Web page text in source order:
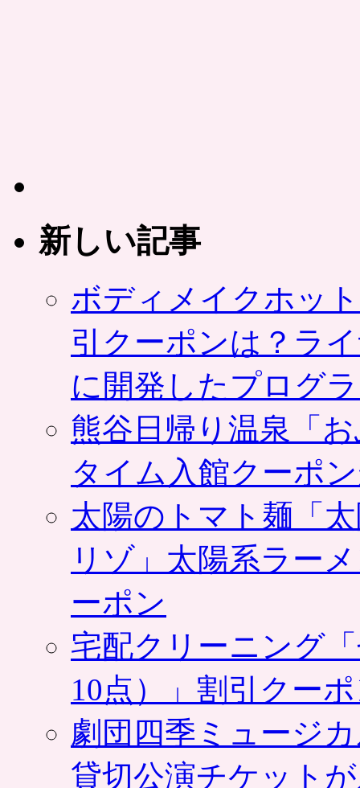
定
ョ
ッ
ピ
ン
LINE
ス
タ
ン
キ
ャ
ぬ
い
販
売
は
新しい記事
ボディメイクホッ
引クーポンは？ラ
に開発したプログ
熊谷日帰り温泉「
タイム入館クーポ
太陽のトマト麺「
リゾ」太陽系ラー
ーポン
宅配クリーニング
10点）」割引クー
劇団四季ミュージ
貸切公演チケット